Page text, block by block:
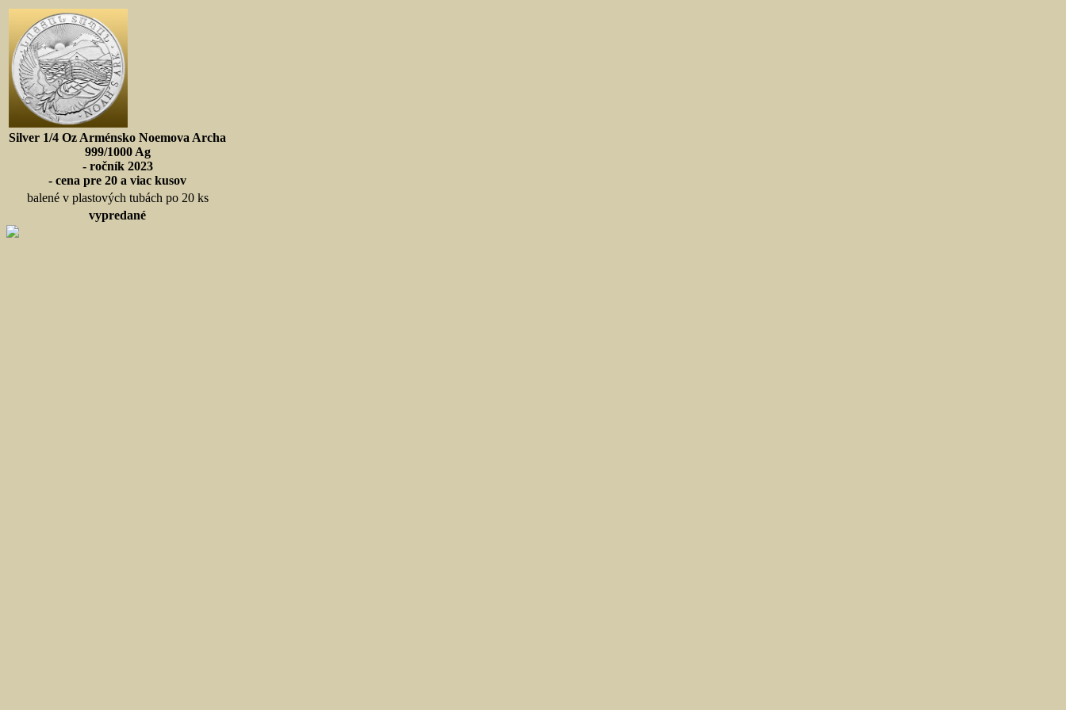
Silver 1/4 Oz Arménsko Noemova Archa
999/1000 Ag
- ročník 2023
- cena pre 20 a viac kusov
balené v plastových tubách po 20 ks
vypredané